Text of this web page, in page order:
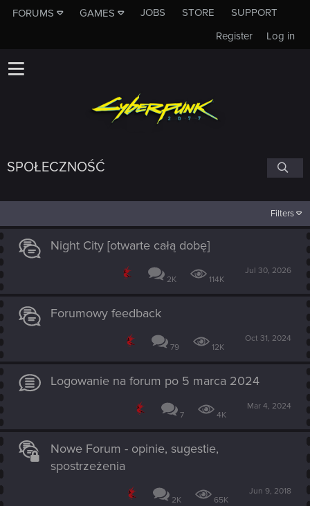
FORUMS GAMES JOBS STORE
SUPPORT
Log in
Register
SPOŁECZNOŚĆ
Filters
Night City [otwarte całą dobę]
2K 114K
Jul 30, 2026
Forumowy feedback
79 12K
Oct 31, 2024
Logowanie na forum po 5 marca 2024
7 4K
Mar 4, 2024
Nowe Forum - opinie, sugestie,
spostrzeżenia
2K 65K
Jun 9, 2018